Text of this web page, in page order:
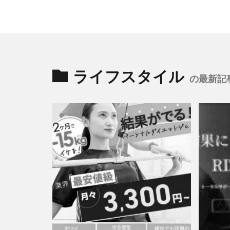
ライフスタイル の最新記